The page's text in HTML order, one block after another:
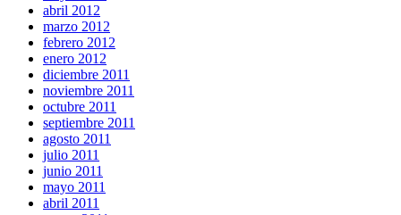
abril 2012
marzo 2012
febrero 2012
enero 2012
diciembre 2011
noviembre 2011
octubre 2011
septiembre 2011
agosto 2011
julio 2011
junio 2011
mayo 2011
abril 2011